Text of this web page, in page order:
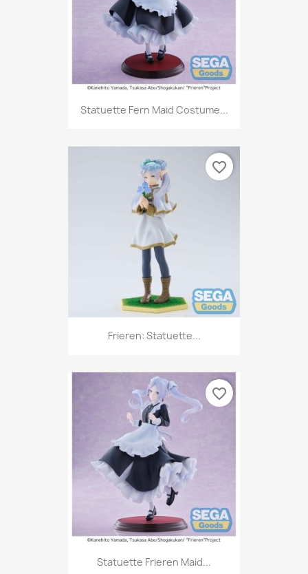
Statuette Fern Maid Costume...
Frieren: Statuette...
favorite_border
Statuette Frieren Maid...
favorite_border